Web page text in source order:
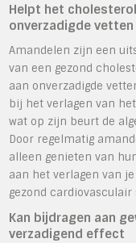
Helpt het
onverzadigde vetten
Amandelen zijn een
van een gezond
aan onverzadigde
bij het verlagen van
wat op zijn beurt de
Door regelmatig
alleen genieten van
aan het verlagen van
gezond cardiovasculair
Kan bijdragen aan
verzadigend effect